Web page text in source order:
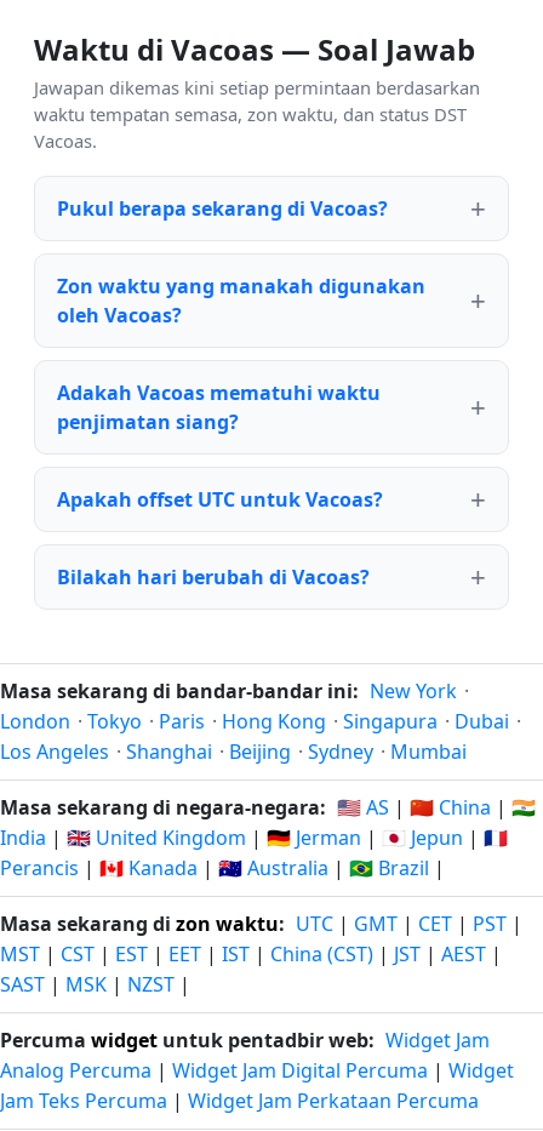
Waktu di Vacoas — Soal Jawab
Jawapan dikemas kini setiap permintaan berdasarkan
waktu tempatan semasa, zon waktu, dan status DST
Vacoas.
Pukul berapa sekarang di Vacoas?
Zon waktu yang manakah digunakan
oleh Vacoas?
Adakah Vacoas mematuhi waktu
penjimatan siang?
Apakah offset UTC untuk Vacoas?
Bilakah hari berubah di Vacoas?
Masa sekarang di bandar-bandar ini: New York ·
London · Tokyo · Paris · Hong Kong · Singapura · Dubai ·
Los Angeles · Shanghai · Beijing · Sydney · Mumbai
Masa sekarang di negara-negara: 🇺🇸 AS | 🇨🇳 China | 🇮🇳
India | 🇬🇧 United Kingdom | 🇩🇪 Jerman | 🇯🇵 Jepun | 🇫🇷
Perancis | 🇨🇦 Kanada | 🇦🇺 Australia | 🇧🇷 Brazil |
Masa sekarang di zon waktu: UTC | GMT | CET | PST |
MST | CST | EST | EET | IST | China (CST) | JST | AEST |
SAST | MSK | NZST |
Percuma widget untuk pentadbir web: Widget Jam
Analog Percuma | Widget Jam Digital Percuma | Widget
Jam Teks Percuma | Widget Jam Perkataan Percuma